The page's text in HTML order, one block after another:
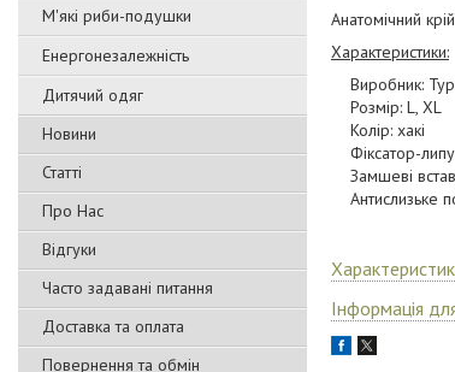
М'які риби-подушки
Енергонезалежність
Дитячий одяг
Новини
Статті
Про Нас
Відгуки
Часто задавані питання
Доставка та оплата
Повернення та обмін
Анатомічний
Характеристики:
Виробник:
Розмір: L, XL
Колір: хакі
Фіксатор-
Замшеві
Антислизьке
Інформація